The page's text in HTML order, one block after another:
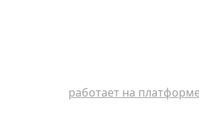
работает на